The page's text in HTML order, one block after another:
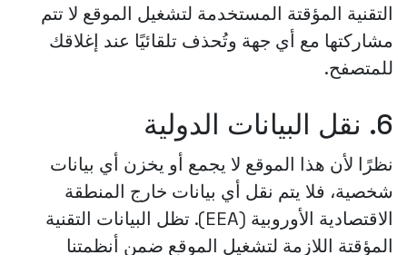
التقنية المؤقتة المستخدمة لتشغيل الموقع لا تتم
مشاركتها مع أي جهة وتُحذف تلقائيًا عند إغلاقك
للمتصفح.
6. نقل البيانات الدولية
نظرًا لأن هذا الموقع لا يجمع أو يخزن أي بيانات
شخصية، فلا يتم نقل أي بيانات خارج المنطقة
الاقتصادية الأوروبية (EEA). تظل البيانات التقنية
المؤقتة اللازمة لتشغيل الموقع ضمن أنظمتنا